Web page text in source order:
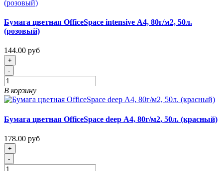
Бумага цветная OfficeSpace intensive А4, 80г/м2, 50л.
(розовый)
144.00 руб
+
-
В корзину
Бумага цветная OfficeSpace deep А4, 80г/м2, 50л. (красный)
178.00 руб
+
-